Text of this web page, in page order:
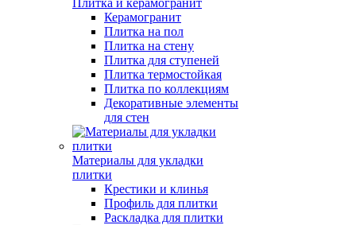
Плитка и керамогранит
Керамогранит
Плитка на пол
Плитка на стену
Плитка для ступеней
Плитка термостойкая
Плитка по коллекциям
Декоративные элементы
для стен
Материалы для укладки
плитки
Крестики и клинья
Профиль для плитки
Раскладка для плитки